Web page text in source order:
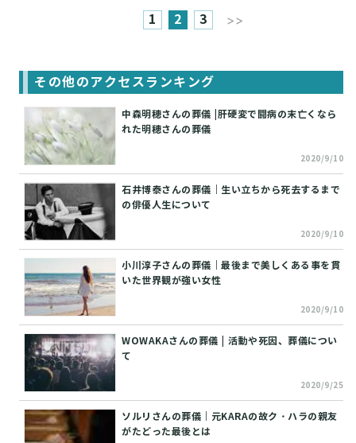
1 2 3 >>
その他のアクセスランキング
中森明穂さんの葬儀 |肝硬変で闘病の末亡くなら
れた明穂さんの葬儀
2020/9/10
石井博泰さんの葬儀｜生い立ちから死去するまで
の俳優人生について
2020/9/10
小川淳子さんの葬儀｜最後まで美しくある事を貫
いた世界観が強い女性
2020/9/10
WOWAKAさんの葬儀 | 活動や死因、葬儀につい
て
2020/9/25
ソルリさんの葬儀｜元KARAの故ク・ハラの親友
がたどった最後とは